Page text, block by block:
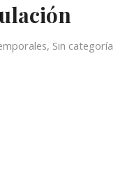
, Sin categoría